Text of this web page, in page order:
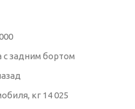
задним бортом
кг 14 025